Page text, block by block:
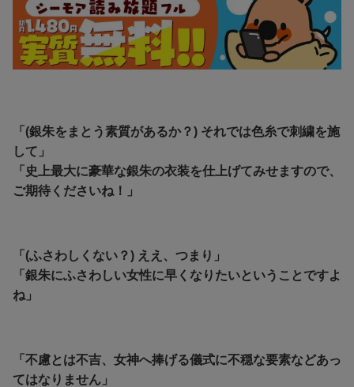
「(銀朱をまとう素質があるか？) それでは色糸で刺繍を施
して」
「史上最大に豪華な銀朱の衣装を仕上げてみせますので、
ご期待くださいね！」
「(ふさわしくない？) ええ、つまり」
「銀朱にふさわしい女性に早くなりたいということですよ
ね」
「不慮とは不吉、女神へ捧げる儀式に不穏な要素などあっ
てはなりません」